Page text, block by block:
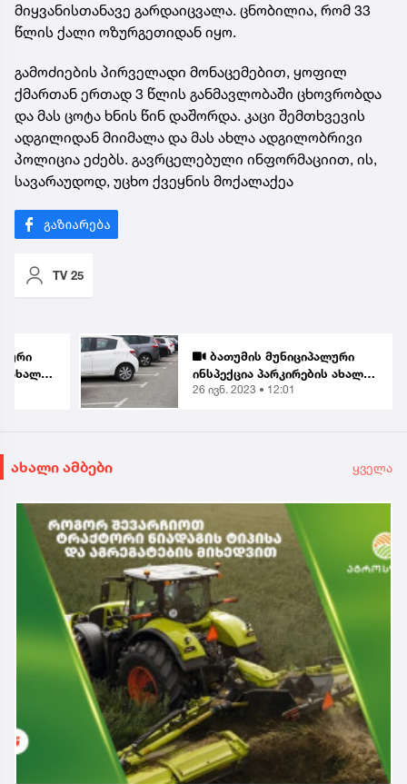
მიყვანისთანავე გარდაიცვალა. ცნობილია, რომ 33
წლის ქალი ოზურგეთიდან იყო.
გამოძიების პირველადი მონაცემებით, ყოფილ
ქმართან ერთად 3 წლის განმავლობაში ცხოვრობდა
და მას ცოტა ხნის წინ დაშორდა. კაცი შემთხვევის
ადგილიდან მიიმალა და მას ახლა ადგილობრივი
პოლიცია ეძებს. გავრცელებული ინფორმაციით, ის,
სავარაუდოდ, უცხო ქვეყნის მოქალაქეა
TV 25
ახალ
ბათუმის მუნიციპალური
ინსპექცია პარკირების ახალ
პლატფორმაზე გადადის - რას
26 ივნ. 2023 • 12:01
ახალი ამბები ყველა